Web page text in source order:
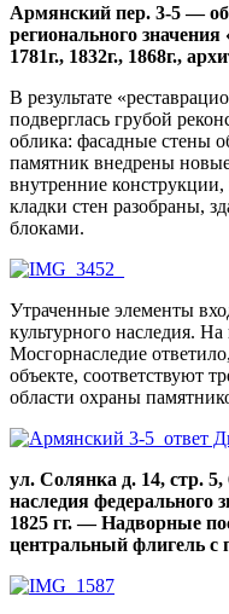
Армянский пер. 3-5 —
регионального
1781г., 1832г., 1868г.,
В результате
подверглась грубой
облика: фасадные стены
памятник внедрены
внутренние
кладки стен разобраны,
блоками.
Утраченные элементы
культурного наследия.
Мосгорнаследие
объекте, соответствуют
области охраны
ул. Солянка д. 14, стр. 5,
наследия федерального
1825 гг. — Надворные
центральный флигель с